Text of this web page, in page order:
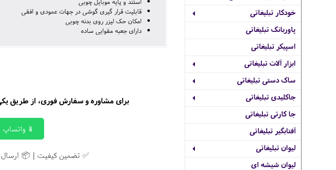
خودکار تبلیغاتی
پاوربانک تبلیغاتی
اسپیکر تبلیغاتی
ابزار آلات تبلیغاتی
ساک دستی تبلیغاتی
جاکلیدی تبلیغاتی
جا کارتی تبلیغاتی
آفتابگیر تبلیغاتی
لیوان تبلیغاتی
لیوان شیشه ای
قابلیت قرار گیری گوشی در جهات عمودی و افقی
امکان حک لیزر روی بدنه چوبی
دارای جعبه مقوایی ساده
برای مشاوره و سفارش فوری، از طریق یکی
📱 واتساپ
✅ تضمین کیفیت | 📦